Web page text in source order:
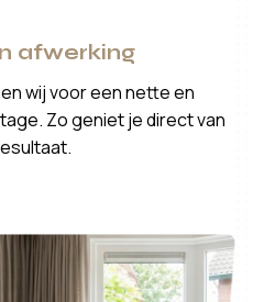
afwerking
wij voor een nette en
Zo geniet je direct van